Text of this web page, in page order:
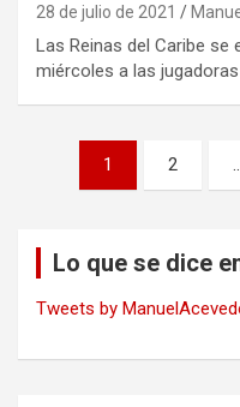
28 de julio de 2021
Las Reinas del Caribe
miércoles a las
Navegación
1 2
Lo que se dice
Tweets by